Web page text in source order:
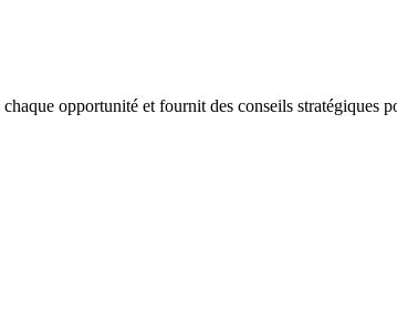
opportunité et fournit des conseils stratégiques